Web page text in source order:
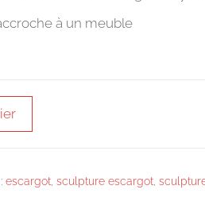
à un meuble
escargot sculpture escargot